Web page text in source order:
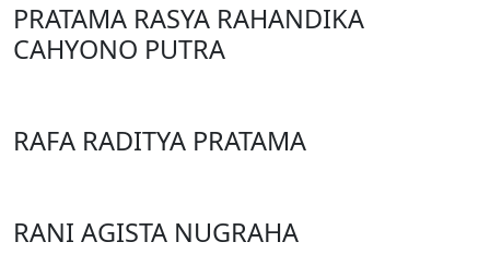
PRATAMA RASYA RAHANDIKA
CAHYONO PUTRA
RAFA RADITYA PRATAMA
RANI AGISTA NUGRAHA